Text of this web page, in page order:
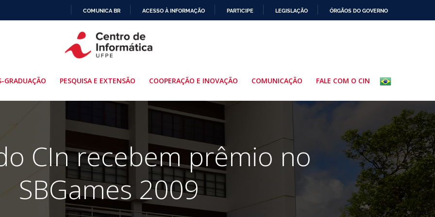
PARA
O
COMUNICA BR ACESSO À INFORMAÇÃO PARTICIPE LEGISLAÇÃO ÓRGÃOS DO GOVERNO
GRADUAÇÃO PESQUISA E EXTENSÃO COOPERAÇÃO E INOVAÇÃO COMUNICAÇÃO FALE COM O CIN
CIn recebem prêmio no
SBGames 2009